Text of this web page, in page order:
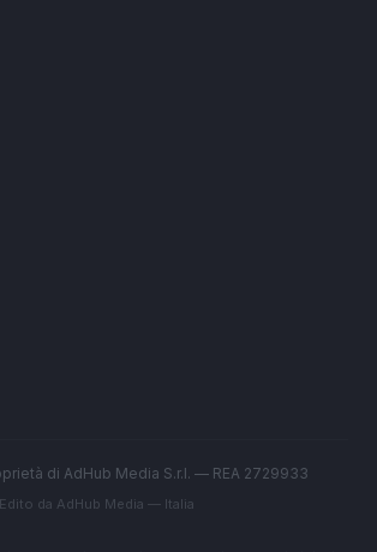
di AdHub Media S.r.l. — REA 2729933
da AdHub Media — Italia